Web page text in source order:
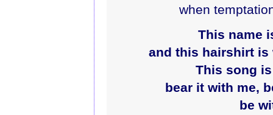
when
This name
and this hairshirt is
This song
bear it with me,
be